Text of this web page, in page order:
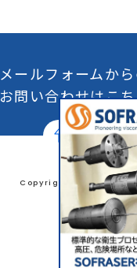
メールフォームか
お問い合わせはこ
Copyright© JAPAN
All